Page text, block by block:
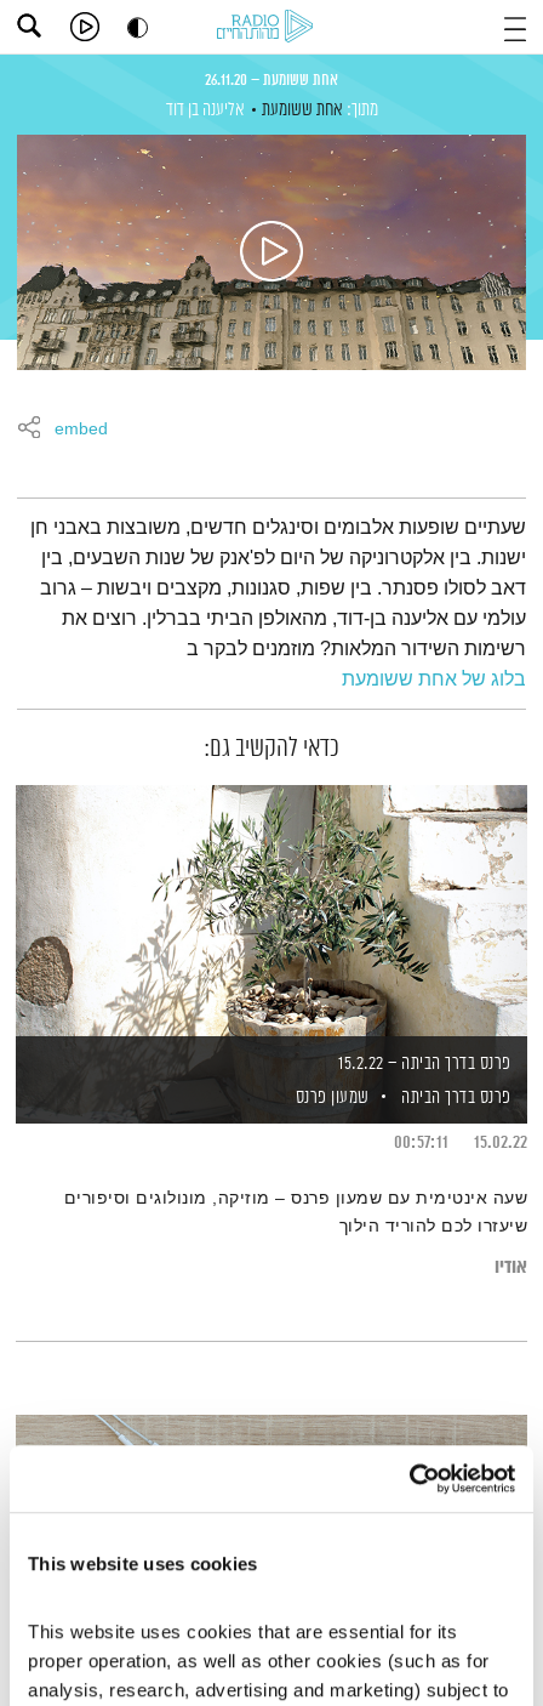
This website uses cookies
This website uses cookies that are essential for its
proper operation, as well as other cookies (such as for
analysis, research, advertising and marketing) subject to
אחת ששומעת – 26.11.20
מתוך: אחת ששומעת אליענה בן דוד
embed
תמצית הפודקאסט
שעתיים שופעות אלבומים וסינגלים חדשים, משובצות באבני חן
ישנות. בין אלקטרוניקה של היום לפ'אנק של שנות השבעים, בין
דאב לסולו פסנתר. בין שפות, סגנונות, מקצבים ויבשות – גרוב
עולמי עם אליענה בן-דוד, מהאולפן הביתי בברלין. רוצים את
רשימות השידור המלאות? מוזמנים לבקר ב
בלוג של אחת ששומעת
כדאי להקשיב גם:
פרנס בדרך הביתה – 15.2.22
פרנס בדרך הביתה
שמעון פרנס
15.02.22
00:57:11
שעה אינטימית עם שמעון פרנס – מוזיקה, מונולוגים וסיפורים
שיעזרו לכם להוריד הילוך
אודיו
התעוררות – 31.1.21